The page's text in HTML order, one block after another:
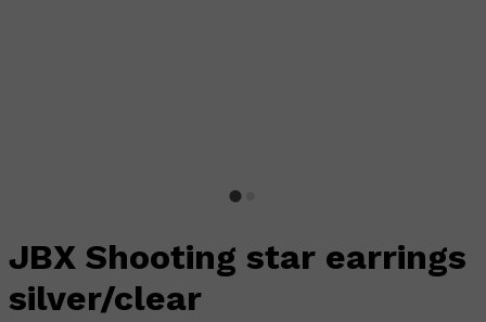
JBX Shooting star earrings
silver/clear